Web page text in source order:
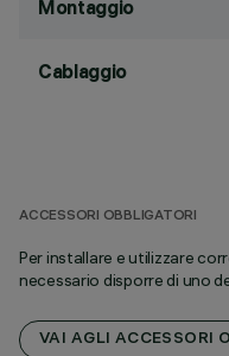
Montaggio
Cablaggio
ACCESSORI OBBLIGATORI
Per installare e utilizzare
necessario disporre di uno
VAI AGLI ACCESSORI